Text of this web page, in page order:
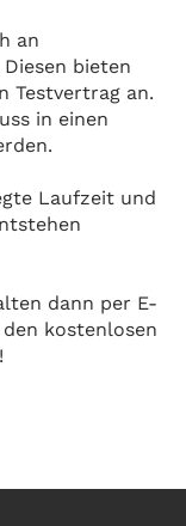
an
bieten
Testvertrag an.
in einen
Laufzeit und
dann per E-
kostenlosen